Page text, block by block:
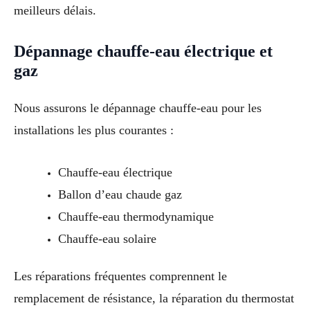
meilleurs délais.
Dépannage chauffe-eau électrique et
gaz
Nous assurons le dépannage chauffe-eau pour les
installations les plus courantes :
Chauffe-eau électrique
Ballon d’eau chaude gaz
Chauffe-eau thermodynamique
Chauffe-eau solaire
Les réparations fréquentes comprennent le
remplacement de résistance, la réparation du thermostat